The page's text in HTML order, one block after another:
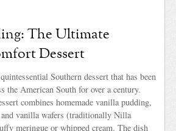
The Ultimate
Dessert
Southern dessert that has been
the American South for over a century.
combines homemade vanilla pudding,
vanilla wafers (traditionally Nilla
meringue or whipped cream. The dish